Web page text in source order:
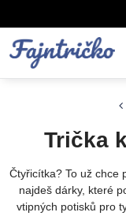
Trička
Čtyřicítka? To už chce
najdeš dárky, které
vtipných potisků pro